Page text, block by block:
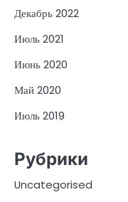
Декабрь 2022
Июль 2021
Июнь 2020
Май 2020
Июль 2019
Рубрики
Uncategorised